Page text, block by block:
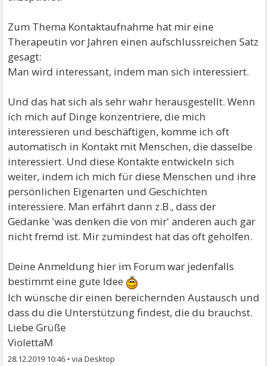
Zum Thema Kontaktaufnahme hat mir eine
Therapeutin vor Jahren einen aufschlussreichen Satz
gesagt:
Man wird interessant, indem man sich interessiert.
Und das hat sich als sehr wahr herausgestellt. Wenn
ich mich auf Dinge konzentriere, die mich
interessieren und beschäftigen, komme ich oft
automatisch in Kontakt mit Menschen, die dasselbe
interessiert. Und diese Kontakte entwickeln sich
weiter, indem ich mich für diese Menschen und ihre
persönlichen Eigenarten und Geschichten
interessiere. Man erfährt dann z.B., dass der
Gedanke 'was denken die von mir' anderen auch gar
nicht fremd ist. Mir zumindest hat das oft geholfen.
Deine Anmeldung hier im Forum war jedenfalls
bestimmt eine gute Idee
Ich wünsche dir einen bereichernden Austausch und
dass du die Unterstützung findest, die du brauchst.
Liebe Grüße
ViolettaM
28.12.2019 10:46 •